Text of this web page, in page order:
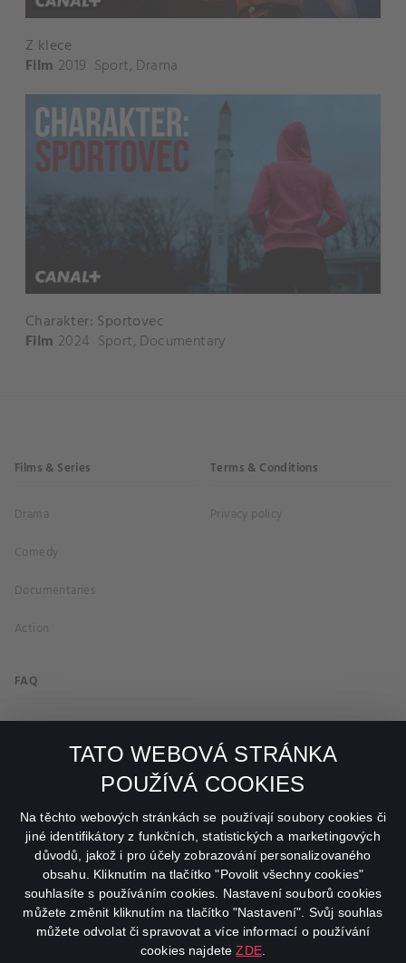
TATO WEBOVÁ STRÁNKA
POUŽÍVÁ COOKIES
Na těchto webových stránkách se používají soubory cookies či
jiné identifikátory z funkčních, statistických a marketingových
důvodů, jakož i pro účely zobrazování personalizovaného
obsahu. Kliknutím na tlačítko "Povolit všechny cookies"
souhlasíte s používáním cookies. Nastavení souborů cookies
můžete změnit kliknutím na tlačítko "Nastavení". Svůj souhlas
můžete odvolat či spravovat a více informací o používání
cookies najdeteZDE.
Z klece
Film 2019 Sport, Drama
Charakter: Sportovec
Film 2024 Sport, Documentary
Films & Series
Drama
Comedy
Documentaries
Action
Terms & Conditions
Privacy policy
FAQ
Important links
facebookinstagram
youtube